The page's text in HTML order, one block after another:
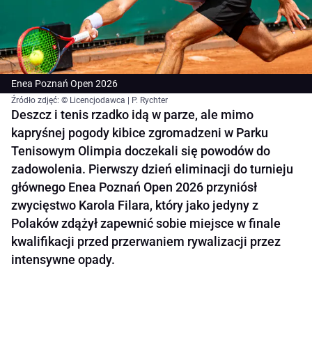
Enea Poznań Open 2026
Źródło zdjęć: © Licencjodawca | P. Rychter
Deszcz i tenis rzadko idą w parze, ale mimo
kapryśnej pogody kibice zgromadzeni w Parku
Tenisowym Olimpia doczekali się powodów do
zadowolenia. Pierwszy dzień eliminacji do turnieju
głównego Enea Poznań Open 2026 przyniósł
zwycięstwo Karola Filara, który jako jedyny z
Polaków zdążył zapewnić sobie miejsce w finale
kwalifikacji przed przerwaniem rywalizacji przez
intensywne opady.